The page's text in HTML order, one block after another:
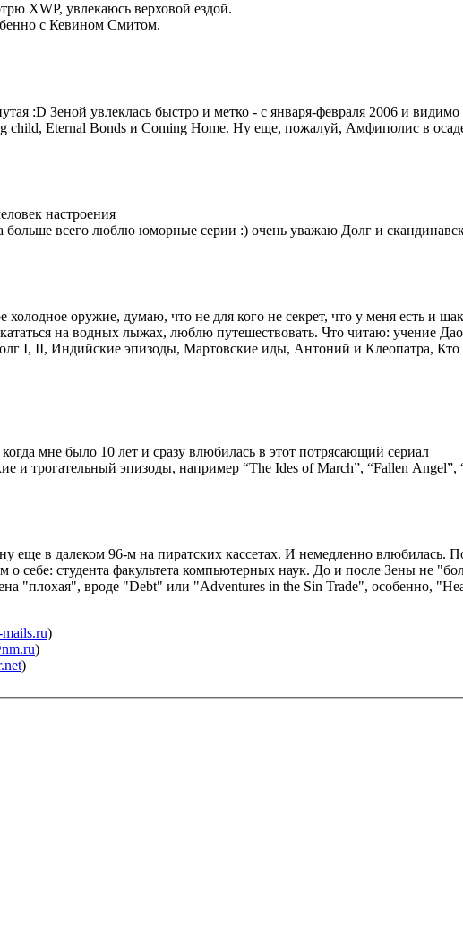
XWP, увлекаюсь верховой ездой.
с Кевином Смитом.
:D Зеной увлеклась быстро и метко - с января-февраля 2006 и видимо
child, Eternal Bonds и Coming Home. Ну еще, пожалуй, Амфиполис в
настроения
больше всего люблю юморные серии :) очень уважаю Долг и
холодное оружие, думаю, что не для кого не секрет, что у меня есть и
кататься на водных лыжах, люблю путешествовать. Что читаю:
I, II, Индийские эпизоды, Мартовские иды, Антоний и Клеопатра, Кто
мне было 10 лет и сразу влюбилась в этот потрясающий сериал
и трогательный эпизоды, например “The Ides of March”, “Fallen Angel”,
еще в далеком 96-м на пиратских кассетах. И немедленно влюбилась.
о себе: студента факультета компьютерных наук. До и после Зены не
"плохая", вроде "Debt" или "Adventures in the Sin Trade", особенно,
)
)
)